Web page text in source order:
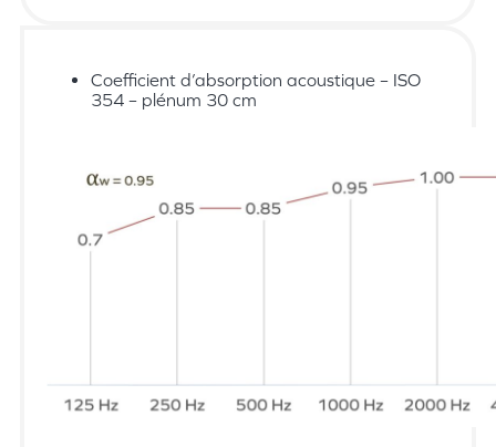
Coefficient d’absorption acoustique – ISO
354 – plénum 30 cm